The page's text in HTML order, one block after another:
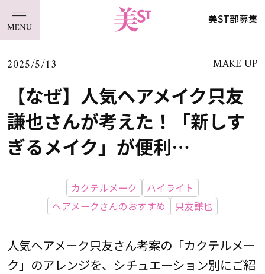
美ST部募集
2025/5/13 MAKE UP
【なぜ】人気ヘアメイク只友
謙也さんが考えた！「新しす
ぎるメイク」が便利…
カクテルメーク
ハイライト
ヘアメークさんのおすすめ
只友謙也
人気ヘアメーク只友さん考案の「カクテルメー
ク」のアレンジを、シチュエーション別にご紹